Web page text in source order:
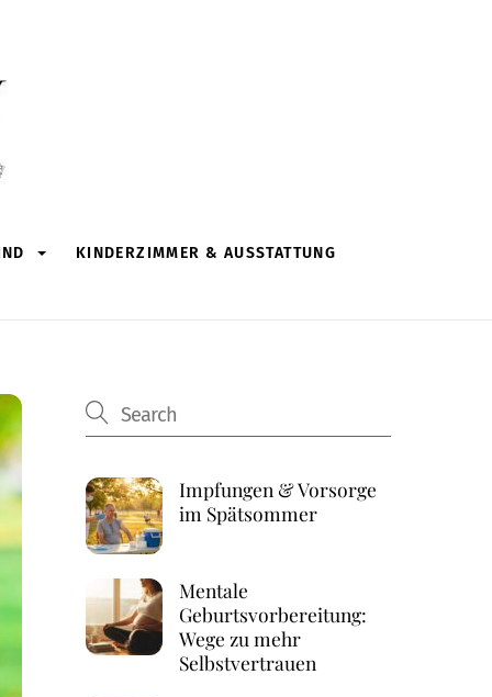
KINDERZIMMER & AUSSTATTUNG
Impfungen & Vorsorge
im Spätsommer
Mentale
Geburtsvorbereitung:
Wege zu mehr
Selbstvertrauen